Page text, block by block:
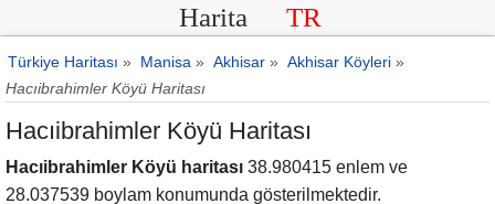
Harita TR
Türkiye Haritası » Manisa » Akhisar » Akhisar Köyleri »
Hacıibrahimler Köyü Haritası
Hacıibrahimler Köyü Haritası
Hacıibrahimler Köyü haritası 38.980415 enlem ve
28.037539 boylam konumunda gösterilmektedir.